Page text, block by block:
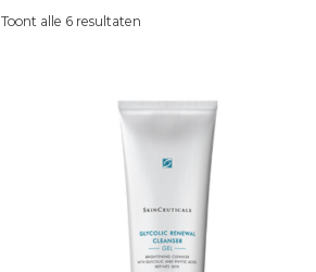
Toont alle 6 resultaten